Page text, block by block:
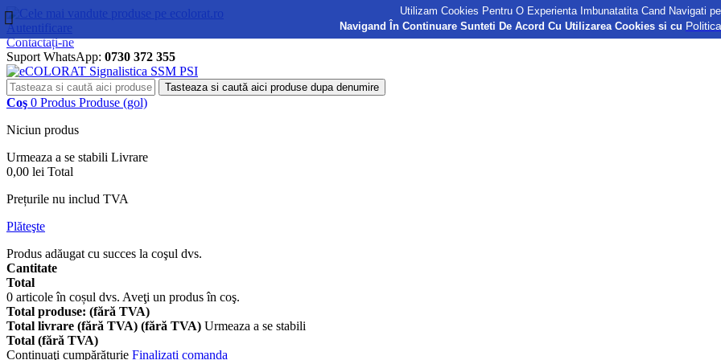
Autentificare
Contactați-ne
Suport WhatsApp: 0730 372 355
Tasteaza si caută aici produse dupa denumire
Coş 0 Produs Produse (gol)
Niciun produs
Urmeaza a se stabili Livrare
0,00 lei Total
Prețurile nu includ TVA
Plăteşte
Produs adăugat cu succes la coşul dvs.
Cantitate
Total
0 articole în coșul dvs. Aveţi un produs în coş.
Total produse: (fără TVA)
Total livrare (fără TVA) (fără TVA) Urmeaza a se stabili
Total (fără TVA)
Continuaţi cumpărăturie Finalizați comanda
Utilizam Cookies Pentru O Experienta Imbunatatita Cand Navigati pe
Navigand În Continuare Sunteti De Acord Cu Utilizarea Cookies si cu